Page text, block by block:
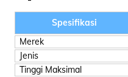
Spesifikasi
Merek
Jenis
Tinggi Maksimal